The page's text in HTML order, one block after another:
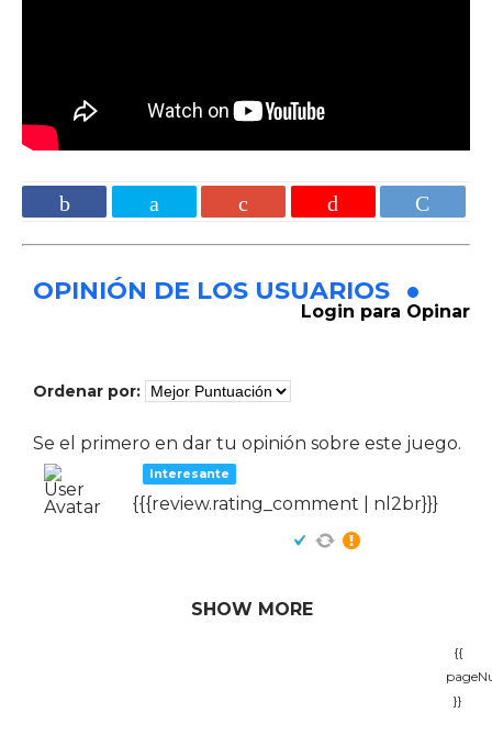
OPINIÓN DE LOS USUARIOS
Login para Opinar
Ordenar por:
Se el primero en dar tu opinión sobre este juego.
Interesante
{{{review.rating_comment | nl2br}}}
SHOW MORE
{{
}}